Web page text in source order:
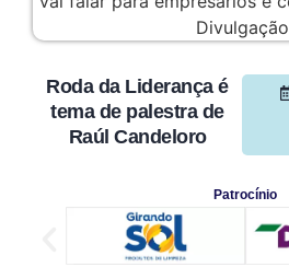
Roda da Liderança é
tema de palestra de
Raúl Candeloro
Patrocínio